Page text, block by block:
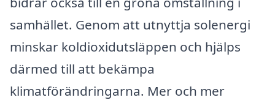
samhället. Genom att utnyttja solenergi
minskar koldioxidutsläppen och hjälps
därmed till att bekämpa
klimatförändringarna. Mer och mer